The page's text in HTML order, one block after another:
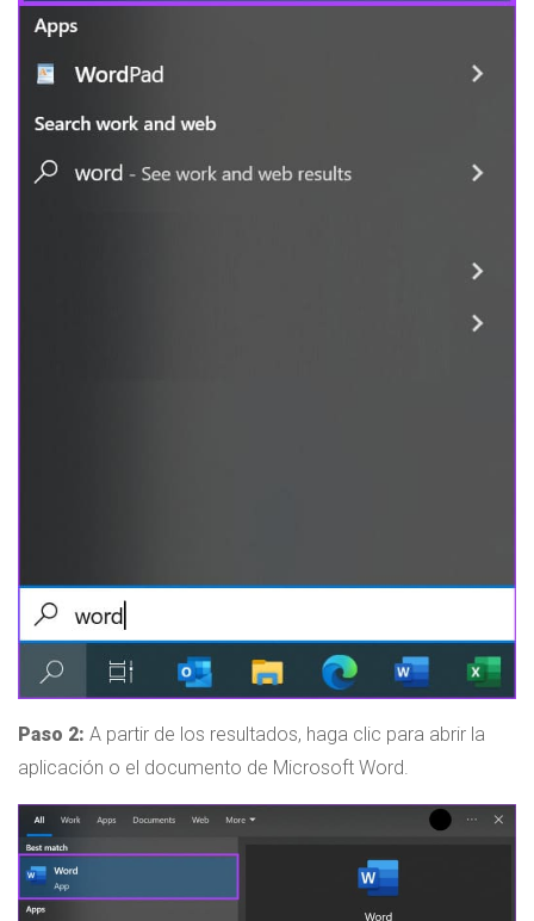
Paso 2: A partir de los resultados, haga clic para abrir la
aplicación o el documento de Microsoft Word.